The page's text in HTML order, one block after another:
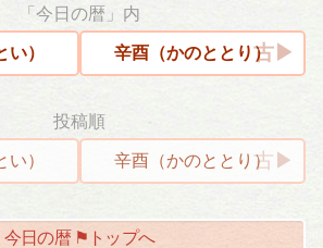
「今日の暦」内
） 辛酉（かのととり）
投稿順
辛酉（かのととり）
）
今日の暦 ⚑トップへ